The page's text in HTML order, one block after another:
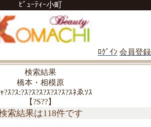
ﾋﾞｭｰﾃｨｰ小町
ﾛｸﾞｲﾝ 会員登録
検索結果
橋本・相模原
?ｽ?ｽ:?ｽ?ｽ?ｽ?ｽ?ｽ?ｽ?ｽﾈゑｿｽ
【?S??】
索結果は118件です